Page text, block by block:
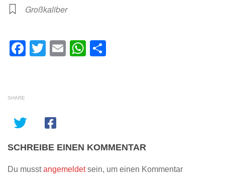
Großkaliber
Facebook
Twitter
EmailWhatsApp
SHARE
SCHREIBE EINEN KOMMENTAR
Du musstangemeldetsein, um einen Kommentar